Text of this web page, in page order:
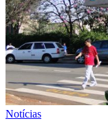
Notícias